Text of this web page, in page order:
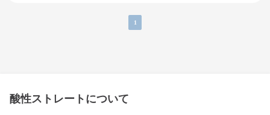
1
酸性ストレートについて